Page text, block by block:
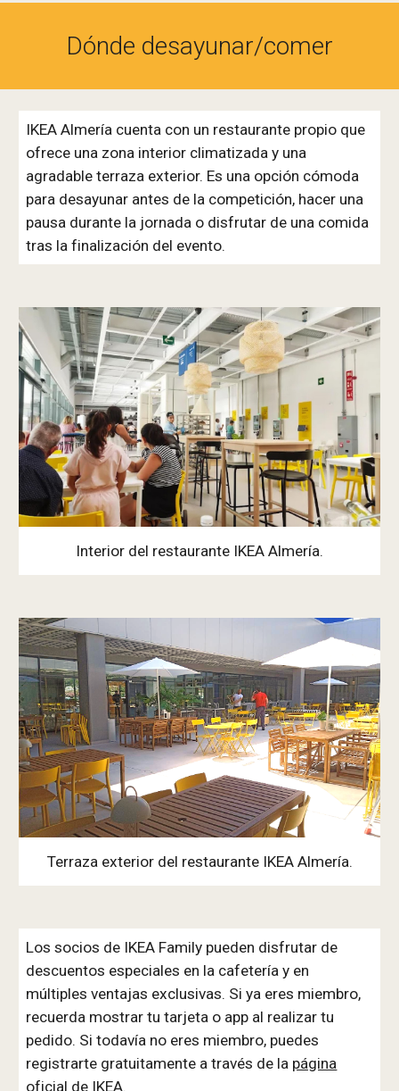
Dónde desayunar/comer
IKEA Almería cuenta con un restaurante propio que
ofrece una zona interior climatizada y una
agradableterraza exterior. Es una opción cómoda
para desayunar antes de la competición, hacer una
pausa durante la jornada o disfrutar de una comida
tras la finalización del evento.
Interior del restaurante IKEA Almería.
Terraza exterior del restaurante IKEA Almería.
Los socios de IKEA Family pueden disfrutar de
descuentos especiales en la cafetería y en
múltiples ventajas exclusivas. Si ya eres miembro,
recuerda mostrar tu tarjeta o app al realizar tu
pedido. Si todavía no eres miembro, puedes
registrarte gratuitamente a través de la página
oficial de IKEA.